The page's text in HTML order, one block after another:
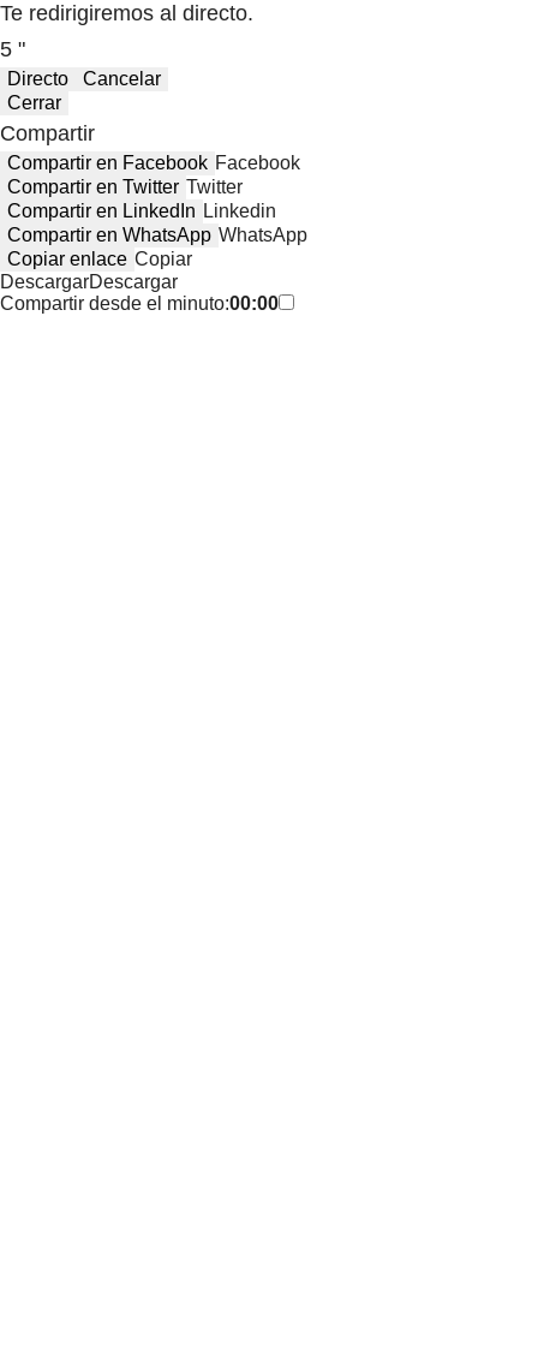
Te redirigiremos al directo.
5 "
Directo
Cancelar
Cerrar
Compartir
Compartir en Facebook Facebook
Compartir en Twitter Twitter
Compartir en LinkedIn Linkedin
Compartir en WhatsApp WhatsApp
Copiar enlace Copiar
DescargarDescargar
Compartir desde el minuto:00:00